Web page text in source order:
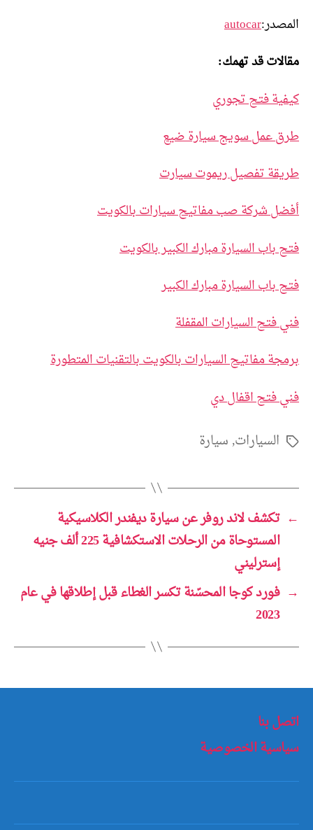
المصدر:autocar
مقالات قد تهمك:
كيفية فتح تجوري
طرق عمل سويج سيارة ضيع
طريقة تفصيل ريموت سيارت
أفضل شركة صب مفاتيح سيارات بالكويت
فتح باب السيارة مبارك الكبير بالكويت
فتح باب السيارة مبارك الكبير
فني فتح السيارات المقفلة
برمجة مفاتيح السيارات بالكويت بالتقنيات المتطورة
فني فتح اقفال دي
الوسومالسيارات,سيارة
← تكشف لاند روفر عن سيارة ديفندر الكلاسيكية
المستوحاة من الرحلات الاستكشافية 225 ألف جنيه
إسترليني
→ فورد كوجا المحسّنة تكسر الغطاء قبل إطلاقها في عام
2023
اتصل بنا
سياسية الخصوصية